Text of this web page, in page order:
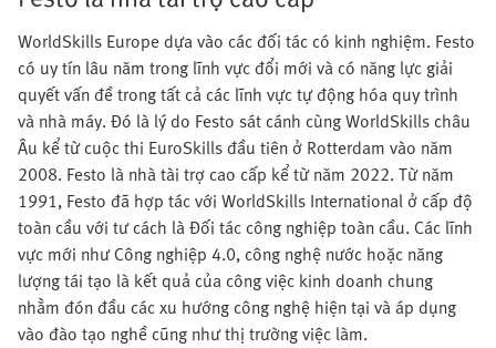
WorldSkills Europe dựa vào các đối tác có kinh nghiệm. Festo
có uy tín lâu năm trong lĩnh vực đổi mới và có năng lực giải
quyết vấn đề trong tất cả các lĩnh vực tự động hóa quy trình
và nhà máy. Đó là lý do Festo sát cánh cùng WorldSkills châu
Âu kể từ cuộc thi EuroSkills đầu tiên ở Rotterdam vào năm
2008. Festo là nhà tài trợ cao cấp kể từ năm 2022. Từ năm
1991, Festo đã hợp tác với WorldSkills International ở cấp độ
toàn cầu với tư cách là Đối tác công nghiệp toàn cầu. Các lĩnh
vực mới như Công nghiệp 4.0, công nghệ nước hoặc năng
lượng tái tạo là kết quả của công việc kinh doanh chung
nhằm đón đầu các xu hướng công nghệ hiện tại và áp dụng
vào đào tạo nghề cũng như thị trường việc làm.